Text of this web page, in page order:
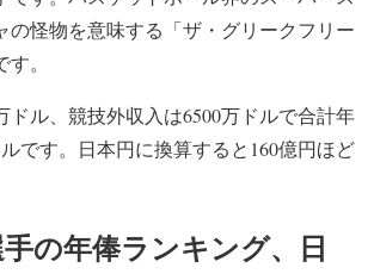
の怪物を意味する「ザ・グリークフリー
。
ドル、競技外収入は6500万ドルで合計年
です。日本円に換算すると160億円ほど
の年俸ランキング、日